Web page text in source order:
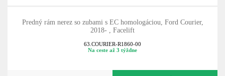
Predný rám nerez so zubami s EC homologáciou, Ford Courier,
2018- , Facelift
63.COURIER-R1860-00
Na ceste až 3 týždne